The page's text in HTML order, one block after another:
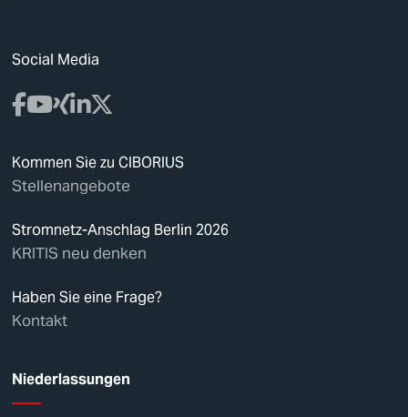
Social Media
Kommen Sie zu CIBORIUS
Stellenangebote
Stromnetz-Anschlag Berlin 2026
KRITIS neu denken
Haben Sie eine Frage?
Kontakt
Niederlassungen